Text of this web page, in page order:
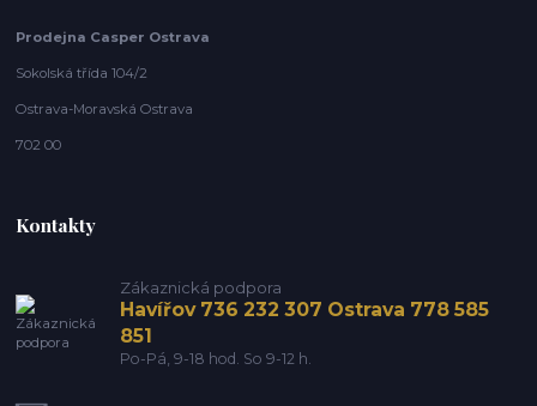
Prodejna Casper Ostrava
Sokolská třída 104/2
Ostrava-Moravská Ostrava
702 00
Kontakty
Zákaznická podpora
Havířov 736 232 307 Ostrava 778 585
851
Po-Pá, 9-18 hod. So 9-12 h.